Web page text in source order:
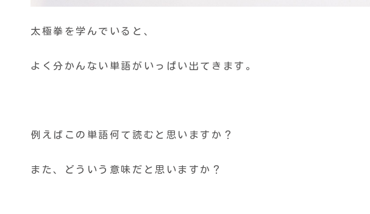
太極拳を学んでいると、
よく分かんない単語がいっぱい出てきます。
例えばこの単語何て読むと思いますか？
また、どういう意味だと思いますか？